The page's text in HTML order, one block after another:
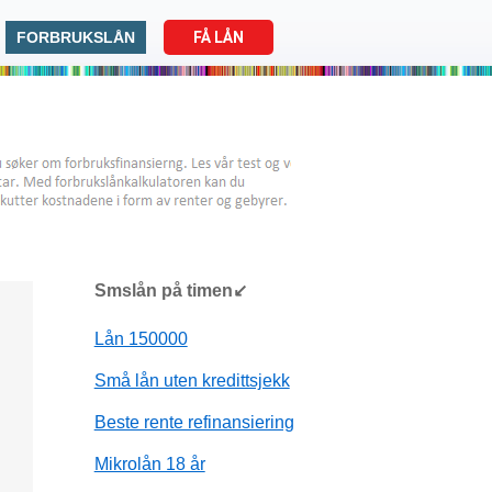
FORBRUKSLÅN FÅ LÅN
Smslån på timen↙
Lån 150000
Små lån uten kredittsjekk
Beste rente refinansiering
Mikrolån 18 år